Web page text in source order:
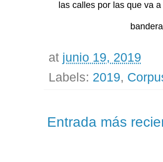
las calles por las que va
at junio 19, 2019
Labels: 2019,
Entrada más